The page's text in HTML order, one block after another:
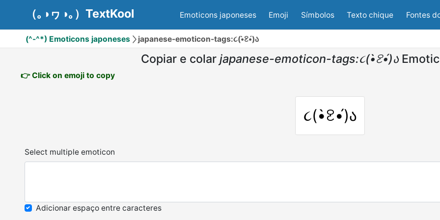
（｡◑ヮ◑｡）TextKool Emoticons japoneses Emoji Símbolos Texto chique Fontes
(^-^*) Emoticons japoneses japanese-emoticon-tags:૮(•̀ꐧ•́)ა
Copiar e colar japanese-emoticon-tags:૮(•̀ꐧ•́)ა
👉 Click on emoji to copy
૮(•̀ꐧ•́)ა
Select multiple emoticon
Adicionar espaço entre caracteres